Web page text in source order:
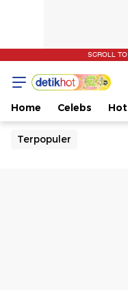
SCROLL
Home Celebs
Terpopuler